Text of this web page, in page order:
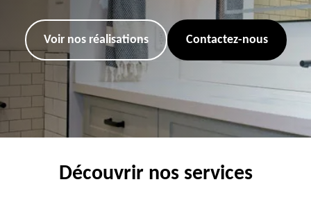
Voir nos réalisations Contactez-nous
Découvrir nos services